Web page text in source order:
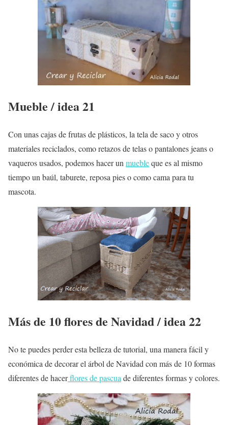
Mueble / idea 21
Con unas cajas de frutas de plásticos, la tela de saco y otros
materiales reciclados, como retazos de telas o pantalones jeans o
vaqueros usados, podemos hacer un muebleque es al mismo
tiempo un baúl, taburete, reposa pies o como cama para tu
mascota.
Más de 10 flores de Navidad / idea 22
No te puedes perder esta belleza de tutorial, una manera fácil y
económica de decorar el árbol de Navidad con más de 10 formas
diferentes de hacerflores de pascua de diferentes formas y colores.